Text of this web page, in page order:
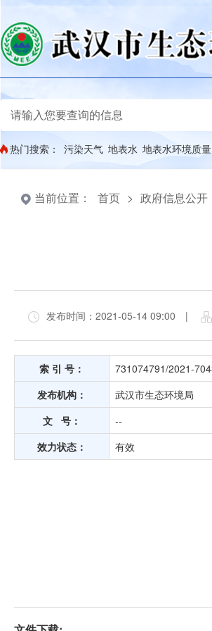
热门搜索： 污染天气 地表水 地表水环境质量
当前位置： 首页 > 政府信息公开
发布时间：2021-05-14 09:00 |
索 引 号： 731074791/2021-
发布机构：
武汉市生态环境局
文 号：
--
效力状态：
有效